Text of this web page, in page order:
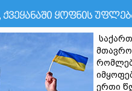
ᲧᲝᲤᲜᲘᲡ
ერთი